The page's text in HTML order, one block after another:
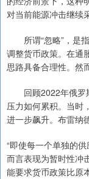
对当前能源冲击继续
所谓“忽略”，是指
调整货币政策。在通
思路具备合理性。然
回顾2022年俄罗
压力如何累积。当时
进一步飙升。布雷纳
“即使每一个单独的
而言表现为暂时性
能要求货币政策比原